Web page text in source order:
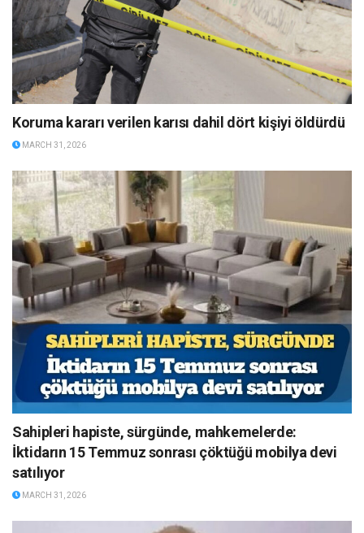
Koruma kararı verilen karısı dahil dört kişiyi öldürdü
MARCH 31, 2026
Sahipleri hapiste, sürgünde, mahkemelerde:
İktidarın 15 Temmuz sonrası çöktüğü mobilya devi
satılıyor
MARCH 31, 2026